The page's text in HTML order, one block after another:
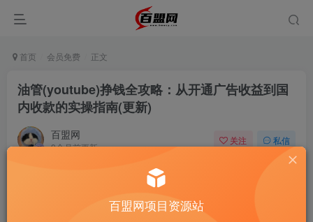
首页 会员免费 正文
油管(youtube)挣钱全攻略：从开通广告收益到国
内收款的实操指南(更新)
百盟网
9个月前更新
关注 私信
百盟网项目资源站